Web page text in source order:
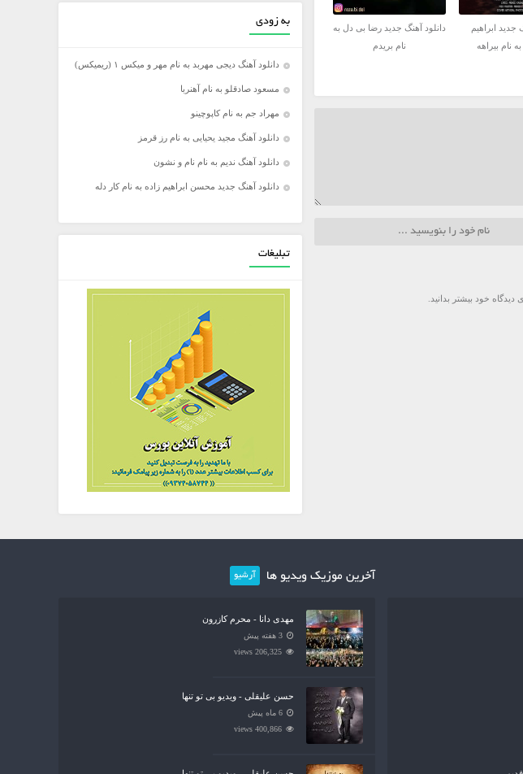
جدید ابراهیم
نام بیراهه
دانلود آهنگ جدید رضا بی دل به
نام بریدم
خود بیشتر بدانید.
به زودی
دانلود آهنگ دیجی مهربد به نام مهر و میکس ۱ (ریمیکس)
مسعود صادقلو به نام آهنربا
مهراد جم به نام کاپوچینو
دانلود آهنگ مجید یحیایی به نام رز قرمز
دانلود آهنگ ندیم به نام نام و نشون
دانلود آهنگ جدید محسن ابراهیم زاده به نام کار دله
تبلیغات
آخرین موزیک ویدیو ها آرشیو
مهدی دانا - محرم کازرون
3 هفته پیش
206,325 views
حسن علیقلی - ویدیو بی تو تنها
6 ماه پیش
400,866 views